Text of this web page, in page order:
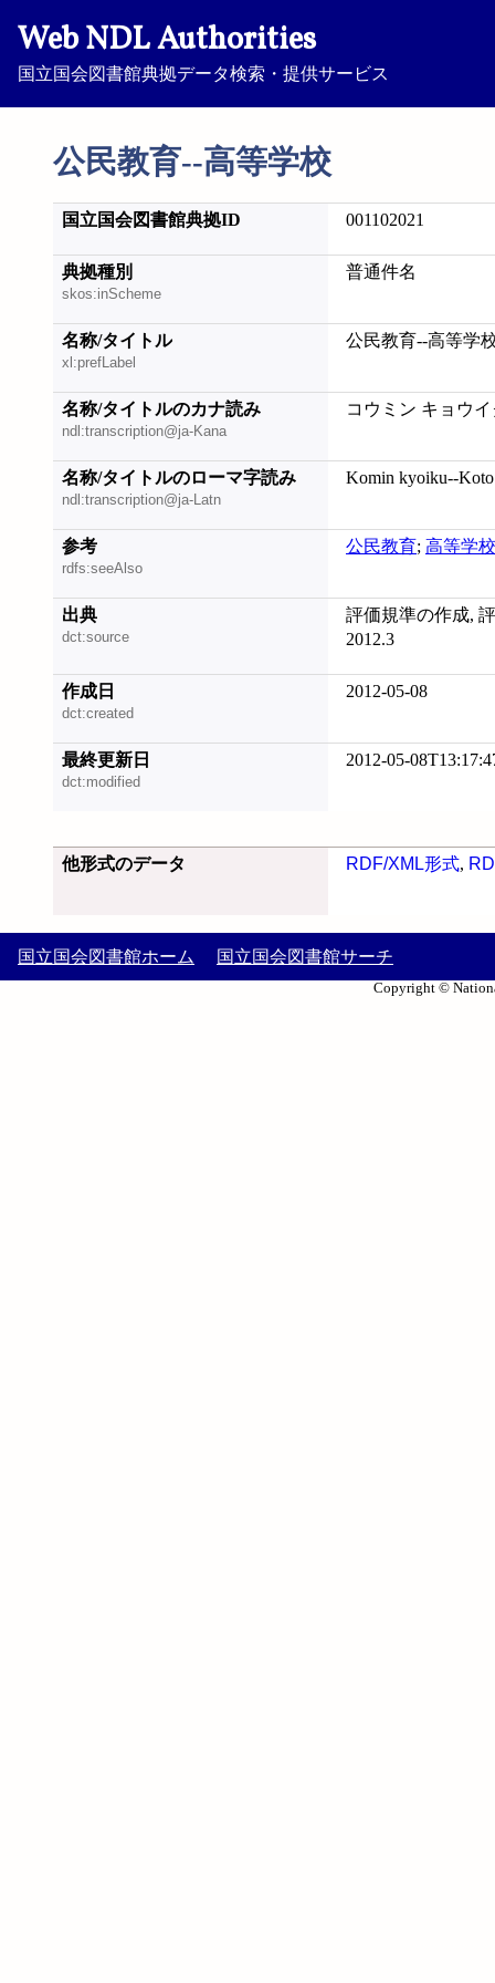
Web NDL Authorities
国立国会図書館典拠データ検索・提供サービス
公民教育--高等学校
国立国会図書館典拠ID 001102021
典拠種別
skos:inScheme
普通件名
名称/タイトル
xl:prefLabel
公民教育--高等学
名称/タイトルのカナ読み
ndl:transcription@ja-Kana
コウミン キョウ
名称/タイトルのローマ字読み
ndl:transcription@ja-Latn
Komin kyoiku--
参考
rdfs:seeAlso
公民教育; 高等学校
出典
dct:source
評価規準の作成,
2012.3
作成日
dct:created
2012-05-08
最終更新日
dct:modified
2012-05-
他形式のデータ RDF/XML形式,
国立国会図書館ホーム 国立国会図書館サーチ
Copyright ©